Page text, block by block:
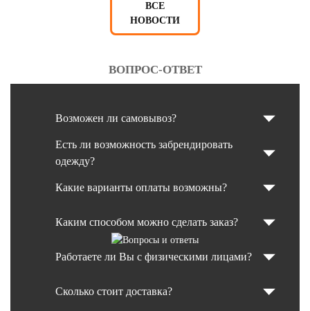
ВСЕ
НОВОСТИ
ВОПРОС-ОТВЕТ
Возможен ли самовывоз?
Есть ли возможность забрендировать
одежду?
Какие варианты оплаты возможны?
Каким способом можно сделать заказ?
Работаете ли Вы с физическими лицами?
Сколько стоит доставка?